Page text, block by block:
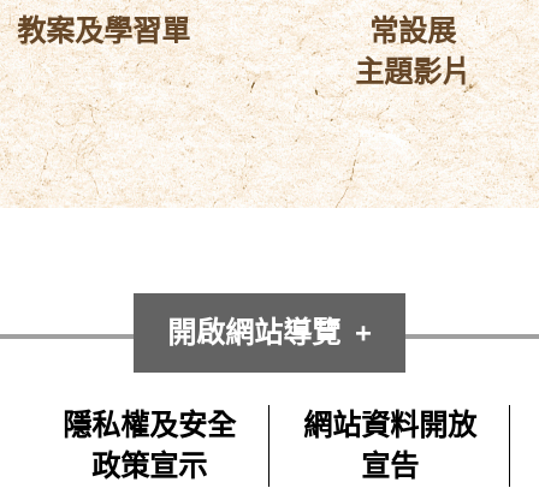
教案及學習單
常設展
主題影片
開啟網站導覽
隱私權及安全
政策宣示
網站資料開放
宣告